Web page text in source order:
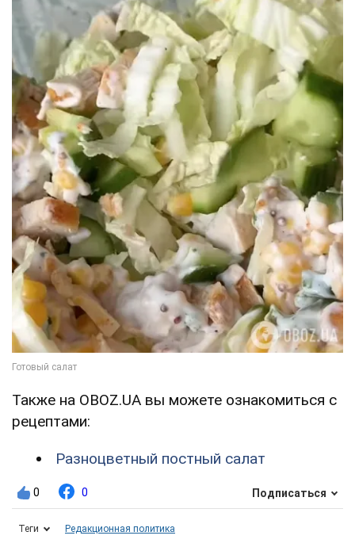
Также на OBOZ.UA вы можете ознакомиться с
рецептами:
Разноцветный постный салат
0 0 Подписаться
Теги Редакционная политика